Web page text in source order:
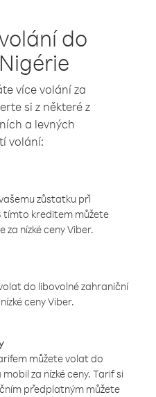
do
více volání za
si z některé z
a levných
volání:
zůstatku při
tímto kreditem můžete
za nízké ceny Viber.
do libovolné zahraniční
ceny Viber.
můžete volat do
za nízké ceny. Tarif si
předplatným můžete